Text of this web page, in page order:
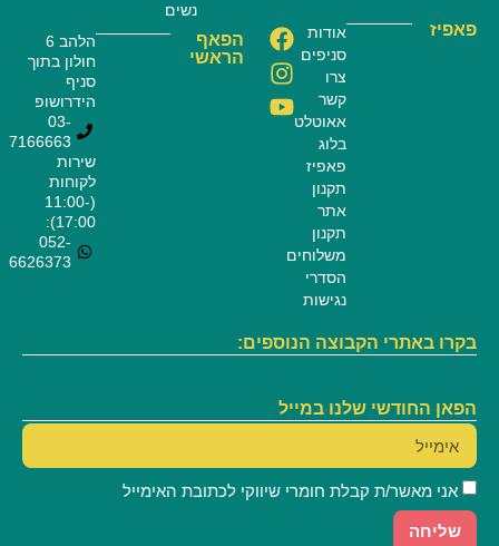
נשים
פאפיז
אודות
סניפים
צרו
קשר
אאוטלט
בלוג
פאפיז
תקנון
אתר
תקנון
משלוחים
הסדרי
נגישות
הפאף
הראשי
הלהב 6
חולון בתוך
סניף
הידרושופ
03-
7166663
שירות
לקוחות
(11:00-
17:00):
052-
6626373
בקרו באתרי הקבוצה הנוספים:
הפאן החודשי שלנו במייל
אני מאשר/ת קבלת חומרי שיווקי לכתובת האימייל
שליחה